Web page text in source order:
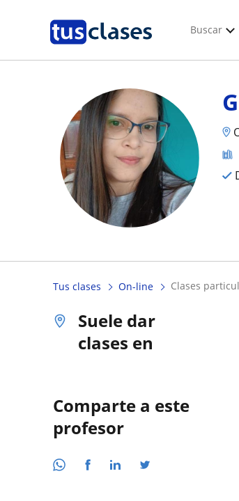
Buscar
Tus clases On-line clases
Suele dar
clases en
Comparte a este
profesor